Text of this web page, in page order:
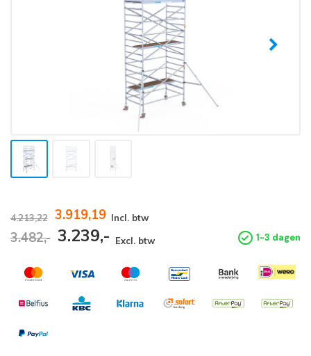
4.213,22 3.919,19 Incl. btw
3.482,- 3.239,- Excl. btw 1-3 dagen